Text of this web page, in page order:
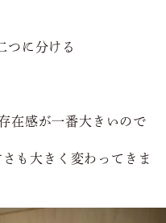
つに分ける
在感が一番大きいので
も大きく変わってきま